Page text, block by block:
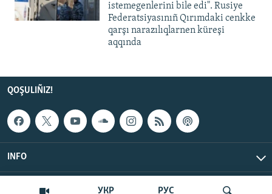
УКР РУС
istemegenlerini bile edi". Rusiye
Federatsiyasınıñ Qırımdaki cenkke
qarşı narazılıqlarnen küreşi
aqqında
QOŞULIÑIZ!
INFO
© Qırım.Aqiqat, 2026 | All Rights Reserved.